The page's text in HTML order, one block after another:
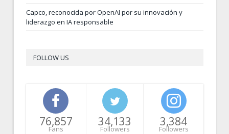
Capco, reconocida por OpenAI por su innovación y
liderazgo en IA responsable
FOLLOW US
76,857
Fans
34,133
Followers
3,384
Followers